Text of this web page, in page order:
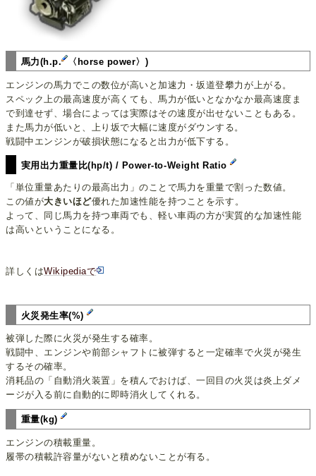
馬力(h.p. 〈horse power〉)
エンジンの馬力でこの数位が高いと加速力・坂道登攀力が上がる。
スペック上の最高速度が高くても、馬力が低いとなかなか最高速度ま
で到達せず、場合によっては実際はその速度が出せないこともある。
また馬力が低いと、上り坂で大幅に速度がダウンする。
戦闘中エンジンが破損状態になると出力が低下する。
実用出力重量比(hp/t) / Power-to-Weight Ratio
「単位重量あたりの最高出力」のことで馬力を重量で割った数値。
この値が大きいほど優れた加速性能を持つことを示す。
よって、同じ馬力を持つ車両でも、軽い車両の方が実質的な加速性能
は高いということになる。
詳しくはWikipediaで
火災発生率(%)
被弾した際に火災が発生する確率。
戦闘中、エンジンや前部シャフトに被弾すると一定確率で火災が発生
するその確率。
消耗品の「自動消火装置」を積んでおけば、一回目の火災は炎上ダメ
ージが入る前に自動的に即時消火してくれる。
重量(kg)
エンジンの積載重量。
履帯の積載許容量がないと積めないことが有る。